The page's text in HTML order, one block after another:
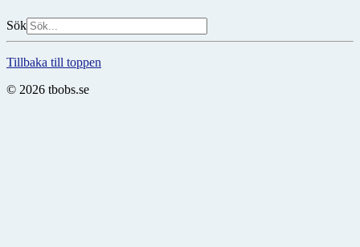
Sök
Tillbaka till toppen
© 2026 tbobs.se